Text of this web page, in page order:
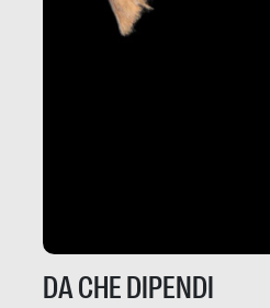
DA CHE DIPENDI